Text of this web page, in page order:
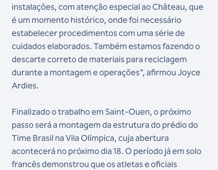
instalações, com atenção especial ao Château, que
é um momento histórico, onde foi necessário
estabelecer procedimentos com uma série de
cuidados elaborados. Também estamos fazendo o
descarte correto de materiais para reciclagem
durante a montagem e operações”, afirmou Joyce
Ardies.
Finalizado o trabalho em Saint-Ouen, o próximo
passo será a montagem da estrutura do prédio do
Time Brasil na Vila Olímpica, cuja abertura
acontecerá no próximo dia 18. O período já em solo
francês demonstrou que os atletas e oficiais